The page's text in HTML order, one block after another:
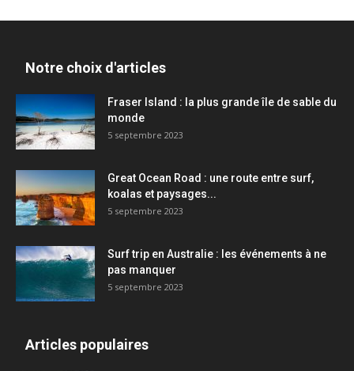
Notre choix d'articles
Fraser Island : la plus grande île de sable du
monde
5 septembre 2023
Great Ocean Road : une route entre surf,
koalas et paysages...
5 septembre 2023
Surf trip en Australie : les événements à ne
pas manquer
5 septembre 2023
Articles populaires